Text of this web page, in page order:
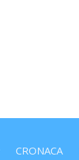
CRONACA